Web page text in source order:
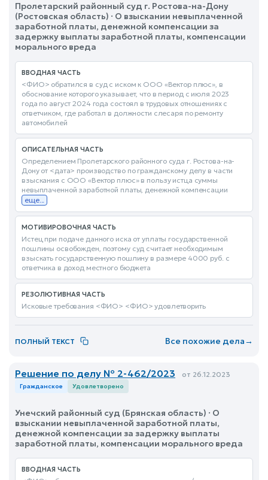
Пролетарский районный суд г. Ростова-на-Дону
(Ростовская область) · О взыскании невыплаченной
заработной платы, денежной компенсации за
задержку выплаты заработной платы, компенсации
морального вреда
ВВОДНАЯ ЧАСТЬ
<ФИО> обратился в суд с иском к ООО «Вектор плюс», в
обоснование которого указывает, что в период с июля 2023
года по август 2024 года состоял в трудовых отношениях с
ответчиком, где работал в должности слесаря по ремонту
автомобилей
ОПИСАТЕЛЬНАЯ ЧАСТЬ
Определением Пролетарского районного суда г. Ростова-на-
Дону от <дата> производство по гражданскому делу в части
взыскания с ООО «Вектор плюс» в пользу истца суммы
невыплаченной заработной платы, денежной компенсации
еще...
МОТИВИРОВОЧНАЯ ЧАСТЬ
Истец при подаче данного иска от уплаты государственной
пошлины освобожден, поэтому суд считает необходимым
взыскать государственную пошлину в размере 4000 руб. с
ответчика в доход местного бюджета
РЕЗОЛЮТИВНАЯ ЧАСТЬ
Исковые требования <ФИО> <ФИО> удовлетворить
ПОЛНЫЙ ТЕКСТ Все похожие дела→
Решение по делу № 2-462/2023 от 26.12.2023
Гражданское Удовлетворено
Унечский районный суд (Брянская область) · О
взыскании невыплаченной заработной платы,
денежной компенсации за задержку выплаты
заработной платы, компенсации морального вреда
ВВОДНАЯ ЧАСТЬ